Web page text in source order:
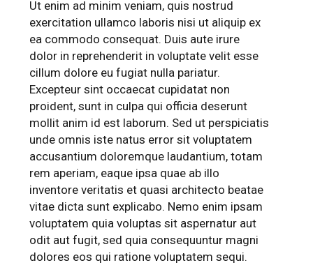
Ut enim ad minim veniam, quis nostrud
exercitation ullamco laboris nisi ut aliquip ex
ea commodo consequat. Duis aute irure
dolor in reprehenderit in voluptate velit esse
cillum dolore eu fugiat nulla pariatur.
Excepteur sint occaecat cupidatat non
proident, sunt in culpa qui officia deserunt
mollit anim id est laborum. Sed ut perspiciatis
unde omnis iste natus error sit voluptatem
accusantium doloremque laudantium, totam
rem aperiam, eaque ipsa quae ab illo
inventore veritatis et quasi architecto beatae
vitae dicta sunt explicabo. Nemo enim ipsam
voluptatem quia voluptas sit aspernatur aut
odit aut fugit, sed quia consequuntur magni
dolores eos qui ratione voluptatem sequi.